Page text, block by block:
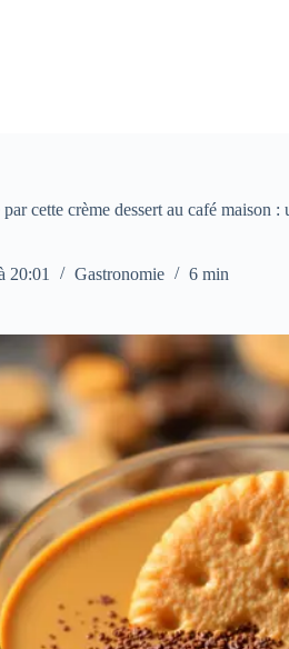
cette crème dessert au café
20:01 Gastronomie 6 min